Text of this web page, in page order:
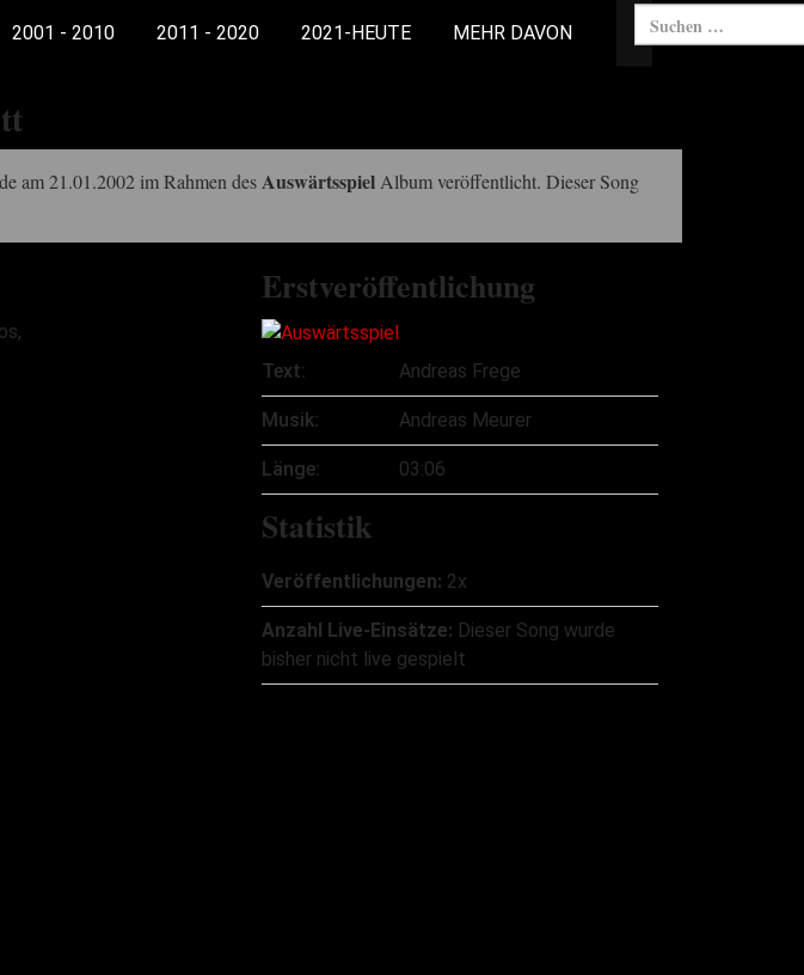
2001 - 2010 2011 - 2020 2021-HEUTE MEHR DAVON
am 21.01.2002 im Rahmen desAuswärtsspiel Album veröffentlicht. Dieser Song
Erstveröffentlichung
Text: Andreas Frege
Musik: Andreas Meurer
Länge: 03:06
Statistik
Veröffentlichungen: 2x
Anzahl Live-Einsätze: Dieser Song wurde
bisher nicht live gespielt